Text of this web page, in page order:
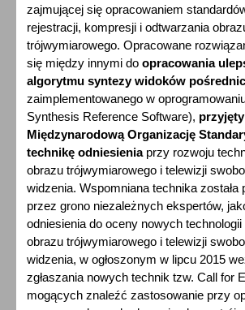
zajmującej się opracowaniem
rejestracji, kompresji i odtwarzania
trójwymiarowego. Opracowane
się między innymi doopracowania
algorytmu syntezy widoków
zaimplementowanego w
Synthesis Reference Software),
Międzynarodową Organizację
technikę odniesieniaprzy rozwoju
obrazu trójwymiarowego i telewizji
widzenia. Wspomniana technika została
przez grono niezależnych ekspertów,
odniesienia do oceny nowych
obrazu trójwymiarowego i telewizji
widzenia, w ogłoszonym w lipcu 2015
zgłaszania nowych technik tzw. Call for
mogących znaleźć zastosowanie przy